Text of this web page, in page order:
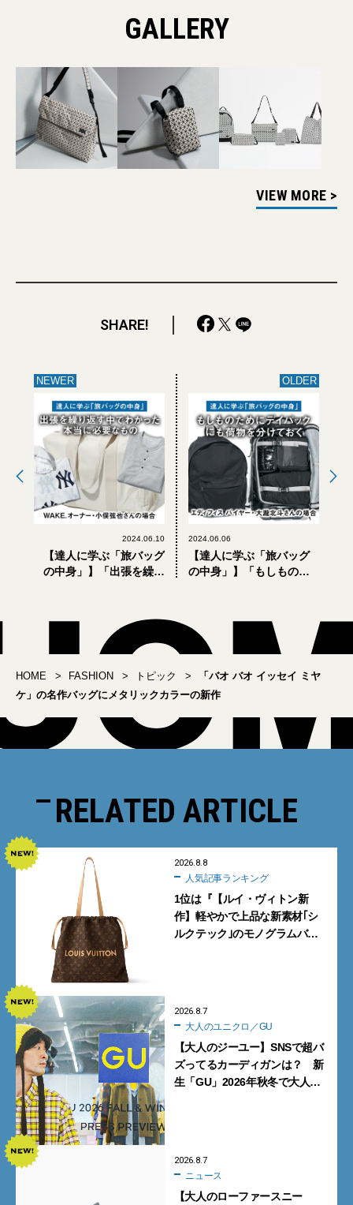
GALLERY
VIEW MORE >
SHARE!
NEWER
2024.06.10
【達人に学ぶ「旅バッグ
の中身」】「出張を繰り
ナー・小俣弦也さんの場
OLDER
2024.06.06
【達人に学ぶ「旅バッグ
の中身」】「もしものた
ィス バイヤー・大瀧北斗
さんの場合
HOME FASHION トピック
「バオ バオ イッセイ ミヤ
ケ」の名作バッグにメタリックカラーの新作
RELATED ARTICLE
2026.8.8
人気記事ランキング
1位は『【ルイ・ヴィトン新
作】軽やかで上品な新素材｢シ
ルクテック｣のモノグラムバッ
2026.8.7
大人のユニクロ／GU
【大人のジーユー】SNSで超バ
ズってるカーディガンは？ 新
生「GU」2026年秋冬で大人メ
2026.8.7
ニュース
【大人のローファースニー